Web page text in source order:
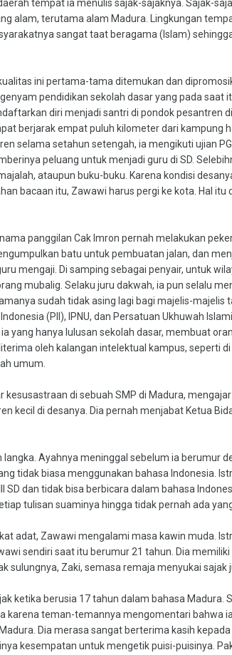
tempat ia menulis sajak-sajaknya. Sajak-
alam, terutama alam Madura. Lingkungan
sangat taat beragama (Islam)
ini pertama-tama ditemukan dan
pendidikan sekolah dasar yang pada saat
diri menjadi santri di pondok pesantren
berjarak empat puluh kilometer dari kampung
selama setahun setengah, ia mengikuti ujian
peluang untuk menjadi guru di SD.
ataupun buku-buku. Karena kondisi
bacaan itu, Zawawi harus pergi ke kota. Hal itu
panggilan Cak Imron pernah melakukan
batu untuk pembuatan jalan, dan
mengaji. Di samping sebagai penyair, untuk
mubalig. Selaku juru dakwah, ia pun selalu
sudah tidak asing lagi bagi majelis-majelis
(PII), IPNU, dan Persatuan Ukhuwah
yang hanya lulusan sekolah dasar, membuat
oleh kalangan intelektual kampus, seperti di
umum.
kesusastraan di sebuah SMP di Madura,
kecil di desanya. Dia pernah menjabat Ketua
langka. Ayahnya meninggal sebelum ia berumur
tidak biasa menggunakan bahasa Indonesia.
SD dan tidak bisa berbicara dalam bahasa
tulisan suaminya hingga tidak pernah ada
adat, Zawawi mengalami masa kawin muda.
sendiri saat itu berumur 21 tahun. Dia
sulungnya, Zaki, semasa remaja menyukai sajak
ketika berusia 17 tahun dalam bahasa Madura.
karena teman-temannya mengomentari bahwa
Dia merasa sangat berterima kasih
kesempatan untuk mengetik puisi-puisinya.